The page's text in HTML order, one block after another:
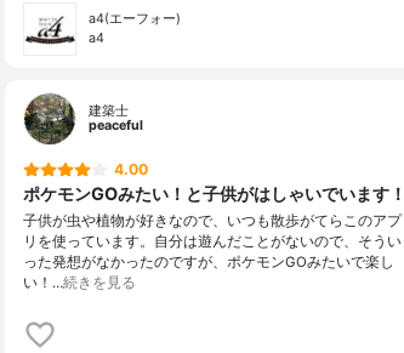
a4(エーフォー)
a4
建築士
peaceful
4.00
ポケモンGOみたい！と子供がはしゃいでいます！
子供が虫や植物が好きなので、いつも散歩がてらこのアプ
リを使っています。自分は遊んだことがないので、そうい
った発想がなかったのですが、ポケモンGOみたいで楽し
い！…続きを見る